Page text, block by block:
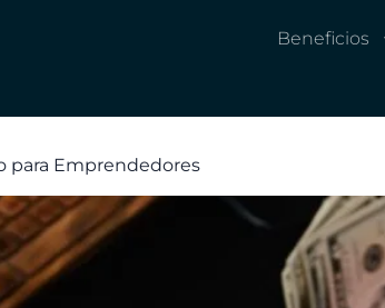
Beneficios
para Emprendedores